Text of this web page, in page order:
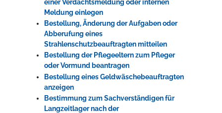
einer Verdachtsmeldung oder internen
Meldung einlegen
Bestellung, Änderung der Aufgaben oder
Abberufung eines
Strahlenschutzbeauftragten mitteilen
Bestellung der Pflegeeltern zum Pfleger
oder Vormund beantragen
Bestellung eines Geldwäschebeauftragten
anzeigen
Bestimmung zum Sachverständigen für
Langzeitlager nach der